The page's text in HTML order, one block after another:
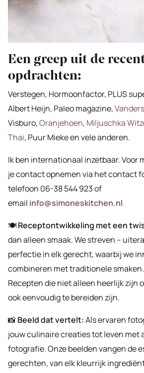
Een greep uit de
opdrachten:
Verstegen, Hormoonfactor, PLUS
Albert Heijn, Paleo magazine,
Visburo,Oranjehoen, Miljuschka
Thai, Puur Mieke en vele anderen.
Ik ben internationaal inzetbaar. Voor
je contact opnemen via het contact
telefoon 06-38 544 923 of
email info@simoneskitchen.nl
🍽️Receptontwikkeling met een
dan alleen smaak. We streven –
perfectie in elk gerecht, waarbij we
combineren met traditionele
Recepten die niet alleen heerlijk zijn
ook eenvoudig te bereiden zijn.
📸Beeld dat vertelt:Als ervaren
jouw culinaire creaties tot leven met
fotografie. Onze beelden vangen de
gerechten, van elk kleurrijk